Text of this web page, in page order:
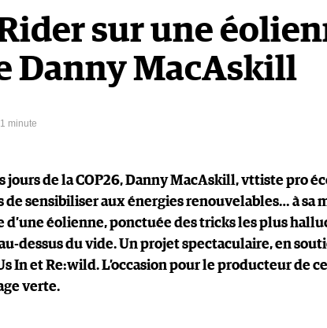
sur une
Danny MacAskill
1 minute
jours de la COP26, Danny MacAskill, vttiste pro
sensibiliser aux énergies renouvelables… à sa
d’une éolienne, ponctuée des tricks les plus
dessus du vide. Un projet spectaculaire, en
In et Re:wild. L’occasion pour le producteur de
verte.